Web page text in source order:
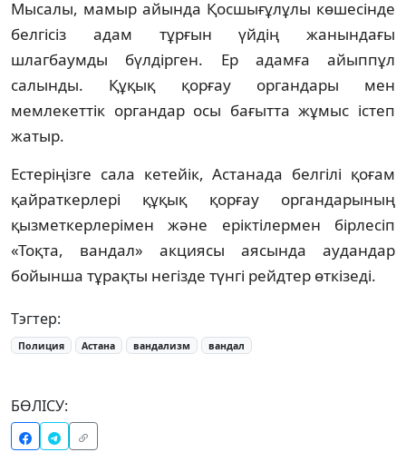
Мысалы, мамыр айында Қосшығұлұлы көшесінде
белгісіз адам тұрғын үйдің жанындағы
шлагбаумды бүлдірген. Ер адамға айыппұл
салынды. Құқық қорғау органдары мен
мемлекеттік органдар осы бағытта жұмыс істеп
жатыр.
Естеріңізге сала кетейік, Астанада белгілі қоғам
қайраткерлері құқық қорғау органдарының
қызметкерлерімен және еріктілермен бірлесіп
«Тоқта, вандал» акциясы аясында аудандар
бойынша тұрақты негізде түнгі рейдтер өткізеді.
Тэгтер:
Полиция Астана вандализм вандал
БӨЛІСУ: